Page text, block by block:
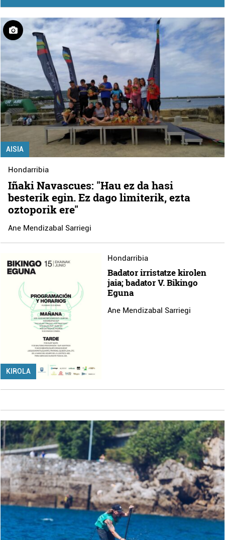
AISIA
Hondarribia
Iñaki Navascues: "Hau ez da hasi
besterik egin. Ez dago limiterik, ezta
oztoporik ere"
Ane Mendizabal Sarriegi
KIROLA
Hondarribia
Badator irristatze kirolen
jaia; badator V. Bikingo
Eguna
Ane Mendizabal Sarriegi